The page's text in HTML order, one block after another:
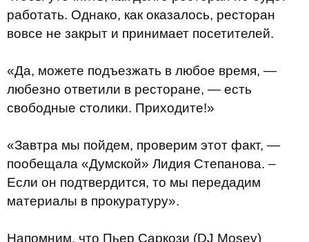
работать. Однако, как оказалось, ресторан
вовсе не закрыт и принимает посетителей.
«Да, можете подъезжать в любое время, —
любезно ответили в ресторане, — есть
свободные столики. Приходите!»
«Завтра мы пойдем, проверим этот факт, —
пообещала «Думской» Лидия Степанова. –
Если он подтвердится, то мы передадим
материалы в прокуратуру».
Напомним, что Пьер Саркози (DJ Mosey)